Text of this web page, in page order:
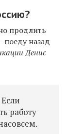
продлить
поеду назад
Денис
работу